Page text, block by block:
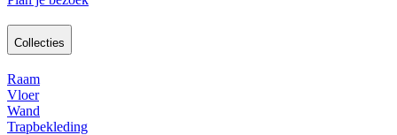
Collecties
Raam
Vloer
Wand
Trapbekleding